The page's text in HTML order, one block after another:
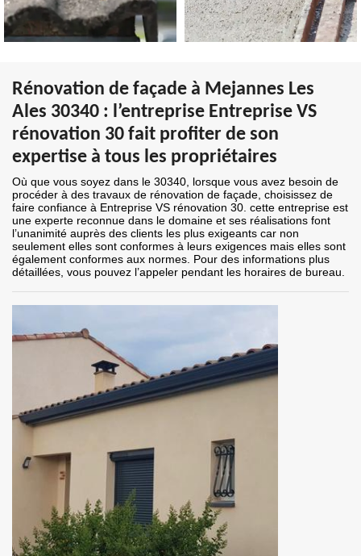
Rénovation de façade à Mejannes Les
Ales 30340 : l’entreprise Entreprise VS
rénovation 30 fait profiter de son
expertise à tous les propriétaires
Où que vous soyez dans le 30340, lorsque vous avez besoin de
procéder à des travaux de rénovation de façade, choisissez de
faire confiance à Entreprise VS rénovation 30. cette entreprise est
une experte reconnue dans le domaine et ses réalisations font
l’unanimité auprès des clients les plus exigeants car non
seulement elles sont conformes à leurs exigences mais elles sont
également conformes aux normes. Pour des informations plus
détaillées, vous pouvez l’appeler pendant les horaires de bureau.